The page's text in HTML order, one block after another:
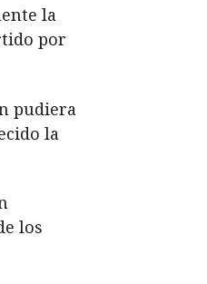
la
por
pudiera
la
los